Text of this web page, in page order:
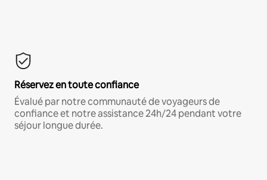
Réservez en toute confiance
Évalué par notre communauté de voyageurs de
confiance et notre assistance 24h/24 pendant votre
séjour longue durée.